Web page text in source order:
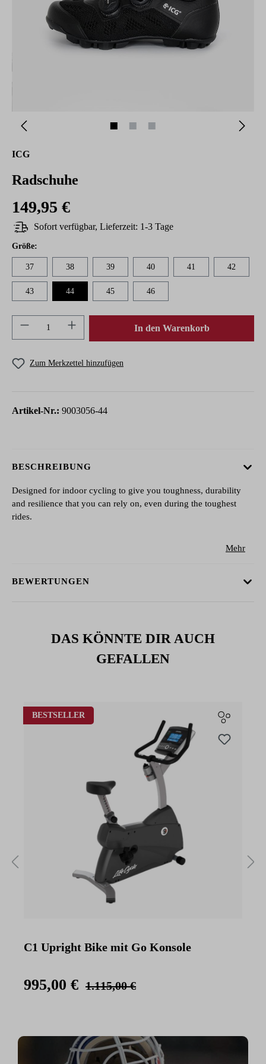
ICG
Radschuhe
149,95 €
Sofort verfügbar, Lieferzeit: 1-3 Tage
Größeauswählen
:
37 38 39 40 41 42
43 44 45 46
Produkt Anzahl: Gib den gewünschten Wert
In den Warenkorb
Zum Merkzettel hinzufügen
Artikel-Nr.: 9003056-44
BESCHREIBUNG
Designed for indoor cycling to give you toughness, durability
and resilience that you can rely on, even during the toughest
rides.
Mehr
BEWERTUNGEN
DAS KÖNNTE DIR AUCH
GEFALLEN
Produktgalerie überspringen
BESTSELLER
C1 Upright Bike mit Go Konsole
995,00 € 1.115,00 €